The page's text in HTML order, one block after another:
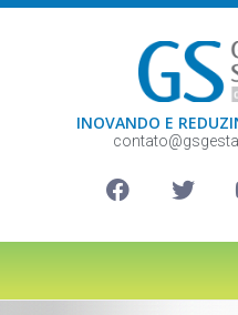
INOVANDO E